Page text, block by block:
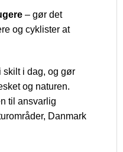
– gør det
og cyklister at
skilt i dag, og gør
og naturen.
til ansvarlig
Danmark